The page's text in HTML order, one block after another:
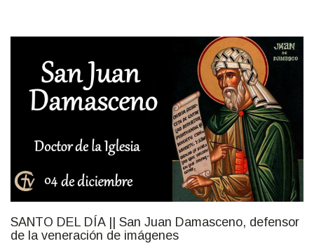
SANTO DEL DÍA || San Juan Damasceno, defensor
de la veneración de imágenes